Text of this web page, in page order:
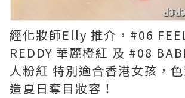
經化妝師Elly 推介，#06
REDDY 華麗橙紅 及 #08
人粉紅 特別適合香港女孩，
造夏日奪目妝容！